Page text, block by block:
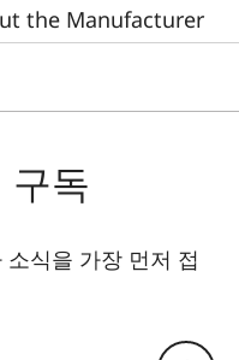
the Manufacturer
구독
식을 가장 먼저 접